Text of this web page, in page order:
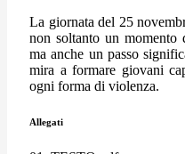
La giornata del 25
non soltanto un
ma anche un passo
mira a formare giovani
ogni forma di violenza.
Allegati